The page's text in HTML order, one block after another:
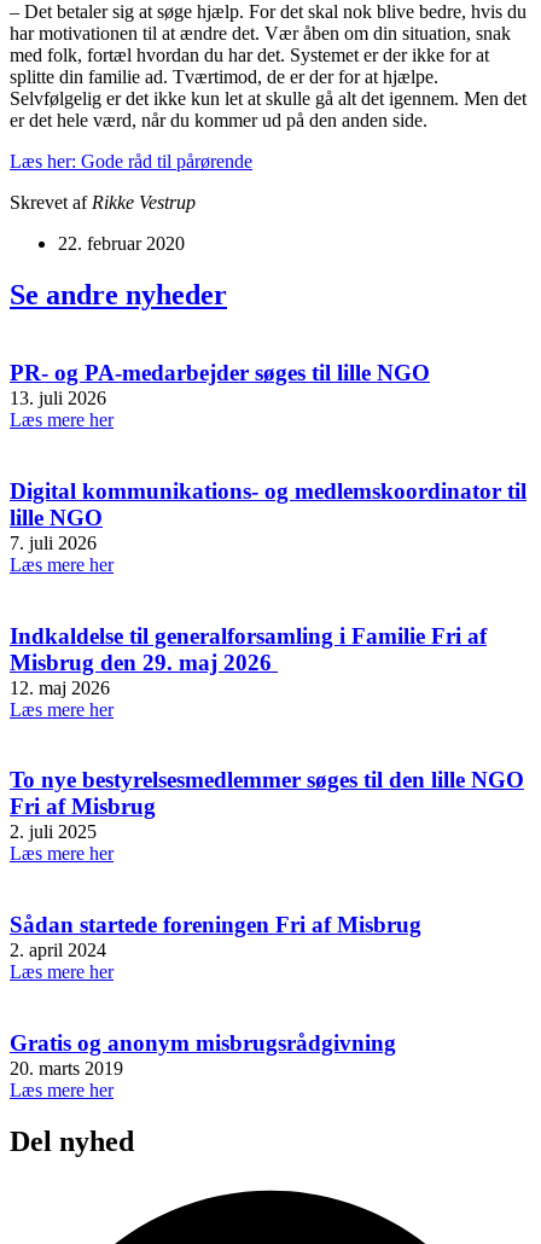
– Det betaler sig at søge hjælp. For det skal nok blive bedre, hvis du
har motivationen til at ændre det. Vær åben om din situation, snak
med folk, fortæl hvordan du har det. Systemet er der ikke for at
splitte din familie ad. Tværtimod, de er der for at hjælpe.
Selvfølgelig er det ikke kun let at skulle gå alt det igennem. Men det
er det hele værd, når du kommer ud på den anden side.
Læs her: Gode råd til pårørende
Skrevet af Rikke Vestrup
22. februar 2020
Se andre nyheder
PR- og PA-medarbejder søges til lille NGO
13. juli 2026
Læs mere her
Digital kommunikations- og medlemskoordinator til
lille NGO
7. juli 2026
Læs mere her
Indkaldelse til generalforsamling i Familie Fri af
Misbrug den 29. maj 2026
12. maj 2026
Læs mere her
To nye bestyrelsesmedlemmer søges til den lille NGO
Fri af Misbrug
2. juli 2025
Læs mere her
Sådan startede foreningen Fri af Misbrug
2. april 2024
Læs mere her
Gratis og anonym misbrugsrådgivning
20. marts 2019
Læs mere her
Del nyhed